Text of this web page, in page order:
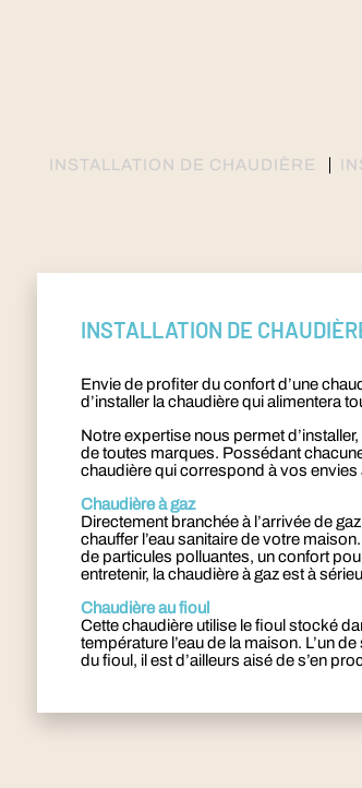
INSTALLATION DE CHAUDIÈRE
INSTALLATION DE
Envie de profiter du confort d’une
d’installer la chaudière qui alimentera
Notre expertise nous permet
de toutes marques. Possédant
chaudière qui correspond à vos
Chaudière à gaz
Directement branchée à l’arrivée de
chauffer l’eau sanitaire de votre
de particules polluantes, un confort
entretenir, la chaudière à gaz est à
Chaudière au fioul
Cette chaudière utilise le fioul stocké
température l’eau de la maison. L’un
du fioul, il est d’ailleurs aisé de s’en